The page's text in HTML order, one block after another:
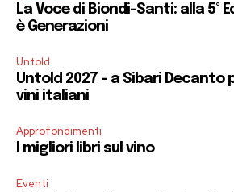
La Voce di Biondi-Santi: alla 5°
è Generazioni
Untold
Untold 2027 – a Sibari Decanto
vini italiani
Approfondimenti
I migliori libri sul vino
Eventi